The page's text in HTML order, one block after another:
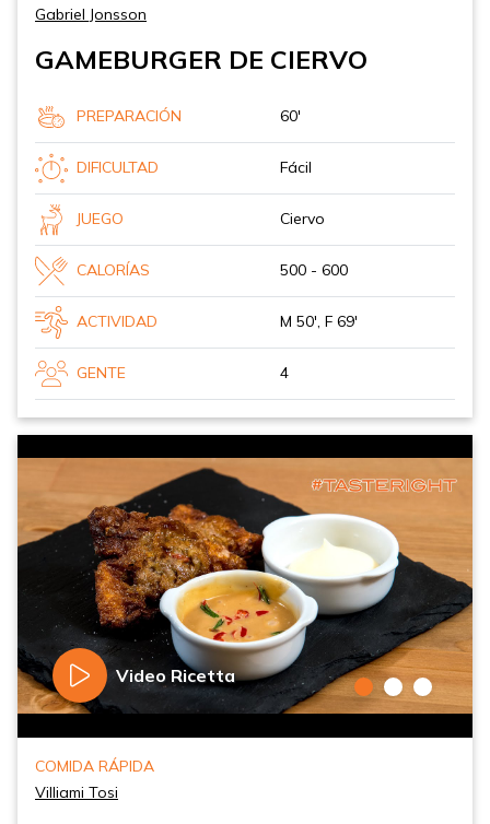
Gabriel Jonsson
GAMEBURGER DE CIERVO
PREPARACIÓN 60'
DIFICULTAD Fácil
JUEGO Ciervo
CALORÍAS 500 - 600
ACTIVIDAD M 50', F 69'
GENTE 4
Video Ricetta
COMIDA RÁPIDA
Villiami Tosi